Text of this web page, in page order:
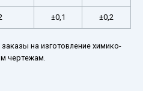
±0,1 ±0,2
на изготовление химико-
чертежам.